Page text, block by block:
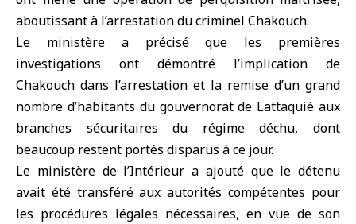
aboutissant à l’arrestation du criminel Chakouch.
Le ministère a précisé que les premières
investigations ont démontré l’implication de
Chakouch dans l’arrestation et la remise d’un grand
nombre d’habitants du gouvernorat de Lattaquié aux
branches sécuritaires du régime déchu, dont
beaucoup restent portés disparus à ce jour.
Le ministère de l’Intérieur a ajouté que le détenu
avait été transféré aux autorités compétentes pour
les procédures légales nécessaires, en vue de son